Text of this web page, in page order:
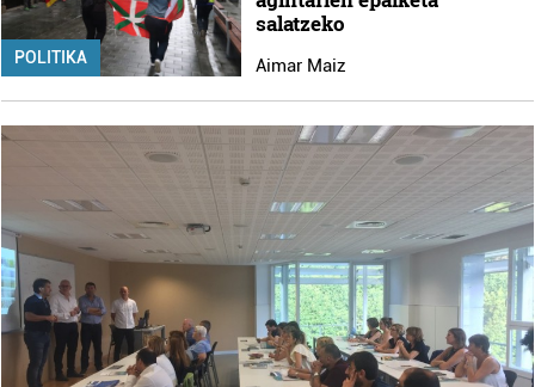
POLITIKA
salatzeko
Aimar Maiz